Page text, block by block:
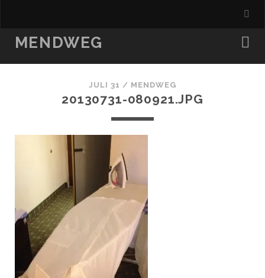
MENDWEG
JULI 31 / MENDWEG
20130731-080921.JPG